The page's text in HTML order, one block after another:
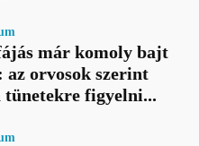
már komoly bajt
az orvosok szerint
tünetekre figyelni...